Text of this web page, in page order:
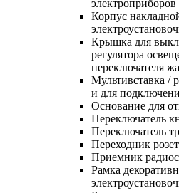
Корпус
Крышка для
регулятора
переключателя
Мультивставка /
и для
Основание для
Переключатель
Переключатель
Переходник
Приемник
Рамка